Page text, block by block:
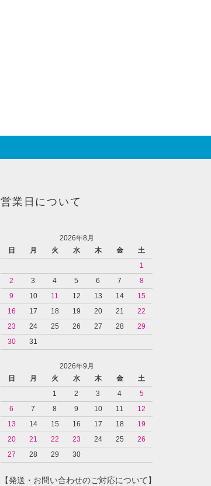
営業日について
2026年8月
日
月 火 水 木 金
土
1
2
3 4 5 6 7
8
9
10 11 12 13 14
15
16
17 18 19 20 21
22
23
24 25 26 27 28
29
30
31
2026年9月
日
月 火 水 木 金
土
1
2 3 4
5
6
7 8 9 10 11
12
13
14 15 16 17 18
19
20
21 22 23 24 25
26
27
28 29 30
【発送・お問い合わせのご対応について】